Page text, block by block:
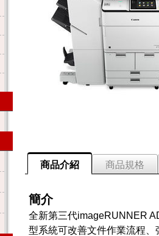
商品介紹 商品規格
簡介
全新第三代imageRUNNER
型系統可改善文件作業流程